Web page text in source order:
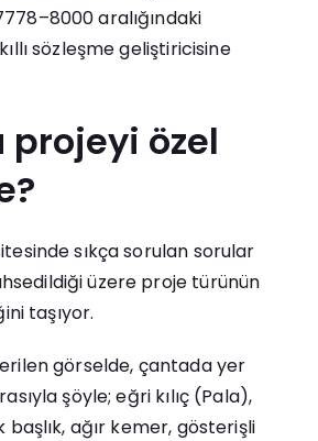
aralığındaki
sözleşme geliştiricisine
projeyi özel
sıkça sorulan sorular
üzere proje türünün
taşıyor.
görselde, çantada yer
şöyle; eğri kılıç (Pala),
başlık, ağır kemer, gösterişli